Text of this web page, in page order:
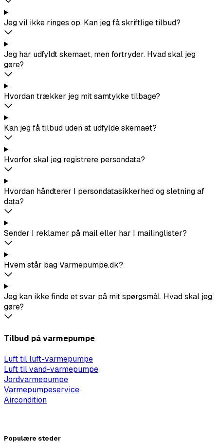
Jeg vil ikke ringes op. Kan jeg få skriftlige tilbud?
Jeg har udfyldt skemaet, men fortryder. Hvad skal jeg
gøre?
Hvordan trækker jeg mit samtykke tilbage?
Kan jeg få tilbud uden at udfylde skemaet?
Hvorfor skal jeg registrere persondata?
Hvordan håndterer I persondatasikkerhed og sletning af
data?
Sender I reklamer på mail eller har I mailinglister?
Hvem står bag Varmepumpe.dk?
Jeg kan ikke finde et svar på mit spørgsmål. Hvad skal jeg
gøre?
Tilbud på varmepumpe
Luft til luft-varmepumpe
Luft til vand-varmepumpe
Jordvarmepumpe
Varmepumpeservice
Aircondition
Populære steder